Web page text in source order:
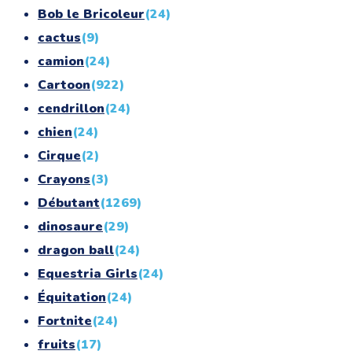
Bob le Bricoleur(24)
cactus(9)
camion(24)
Cartoon(922)
cendrillon(24)
chien(24)
Cirque(2)
Crayons(3)
Débutant(1269)
dinosaure(29)
dragon ball(24)
Equestria Girls(24)
Équitation(24)
Fortnite(24)
fruits(17)